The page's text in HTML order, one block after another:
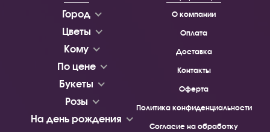
Город
Цветы
Кому
По цене
Букеты
Розы
На день рождения
О компании
Оплата
Доставка
Контакты
Оферта
Политика конфиденциальности
Согласие на обработку